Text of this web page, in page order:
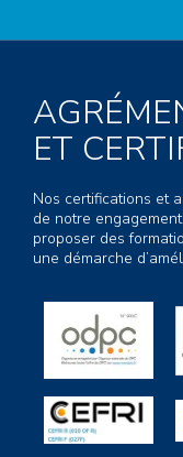
ET
Nos certifications et
de notre
proposer des
une démarche